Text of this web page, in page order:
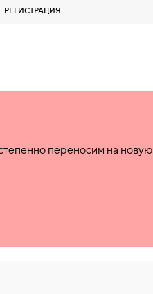
РЕГИСТРАЦИЯ
переносим на новую